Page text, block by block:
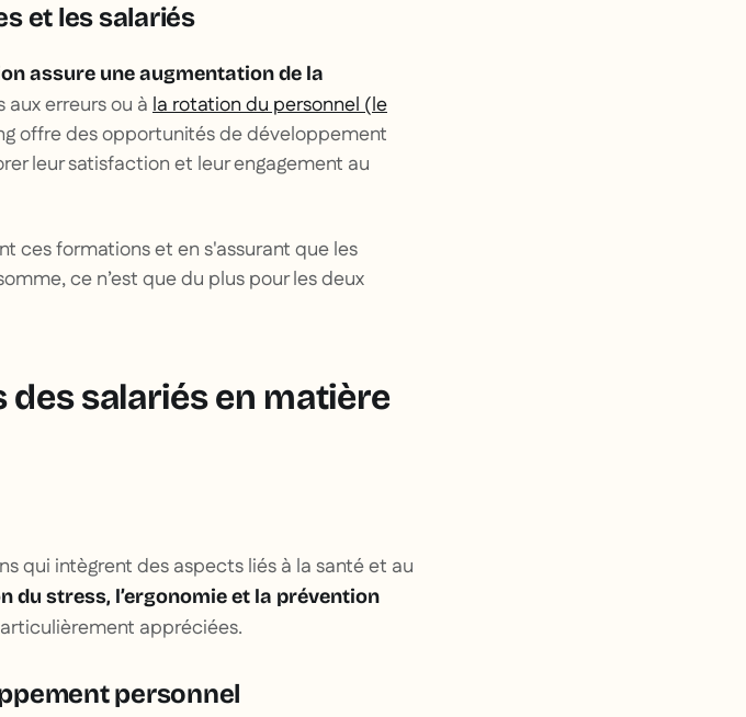
et les salariés
assure une augmentation de la
aux erreurs ou àla rotation du personnel (le
offre des opportunités de développement
leur satisfaction et leur engagement au
ces formations et en s'assurant que les
ce n’est que du plus pour les deux
salariés en matière
qui intègrent des aspects liés à la santé et au
du stress, l’ergonomie et la prévention
appréciées.
personnel